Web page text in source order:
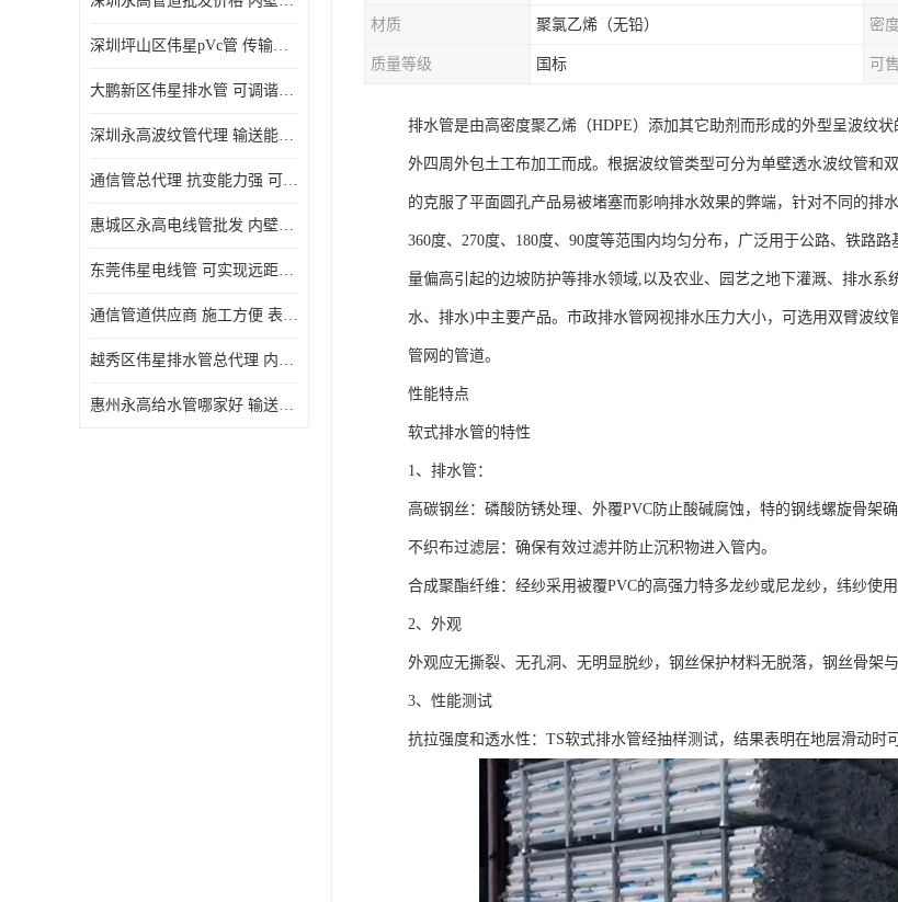
深圳坪山区伟星pVc管 传输损耗小 频率稳定性好
大鹏新区伟星排水管 可调谐性好 大功率 效率高
深圳永高波纹管代理 输送能力强 可以承受高温
通信管总代理 抗变能力强 可耐强震 扭曲
惠城区永高电线管批发 内壁光滑 抗震性能好
东莞伟星电线管 可实现远距离通信 频率稳定性好
通信管道供应商 施工方便 表面电阻系数大
越秀区伟星排水管总代理 内部表面光滑 大功率 效率高
惠州永高给水管哪家好 输送能力强 方便施工和运输
材质 聚氯乙烯（无铅） 密
质量等级 国标 可
排水管是由高密度聚乙烯（HDPE）添加其它助剂而形成的外型呈波纹
外四周外包土工布加工而成。根据波纹管类型可分为单壁透水波纹管和
的克服了平面圆孔产品易被堵塞而影响排水效果的弊端，针对不同的排
360度、270度、180度、90度等范围内均匀分布，广泛用于公路、铁路
量偏高引起的边坡防护等排水领域,以及农业、园艺之地下灌溉、排水
水、排水)中主要产品。市政排水管网视排水压力大小，可选用双臂波
管网的管道。
性能特点
软式排水管的特性
1、排水管：
高碳钢丝：磷酸防锈处理、外覆PVC防止酸碱腐蚀，特的钢线螺旋骨架
不织布过滤层：确保有效过滤并防止沉积物进入管内。
合成聚酯纤维：经纱采用被覆PVC的高强力特多龙纱或尼龙纱，纬纱使
2、外观
外观应无撕裂、无孔洞、无明显脱纱，钢丝保护材料无脱落，钢丝骨架与
3、性能测试
抗拉强度和透水性：TS软式排水管经抽样测试，结果表明在地层滑动时